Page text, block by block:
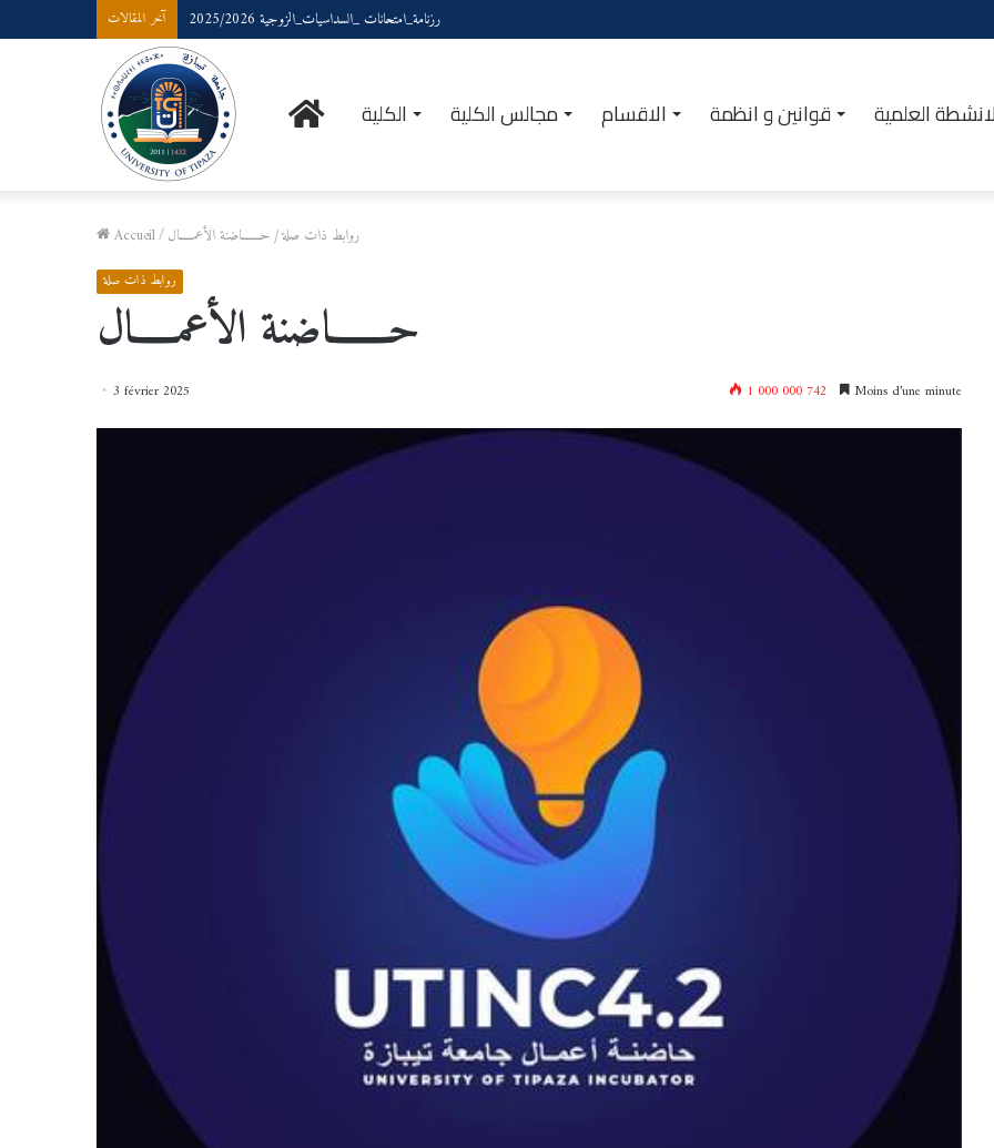
آخر المقالات رزنامة_امتحانات _السداسيات_الزوجية 2025/2026
الرئيسيةالكلية مجالس الكلية الاقسام قوانين و انظمة العلمية
Accueil/ روابط ذات صلة/حـــــــاضنة الأعمـــــال
روابط ذات صلة
حـــــــاضنة الأعمـــــال
3 février 2025 1 000 000 742 Moins d’une minute